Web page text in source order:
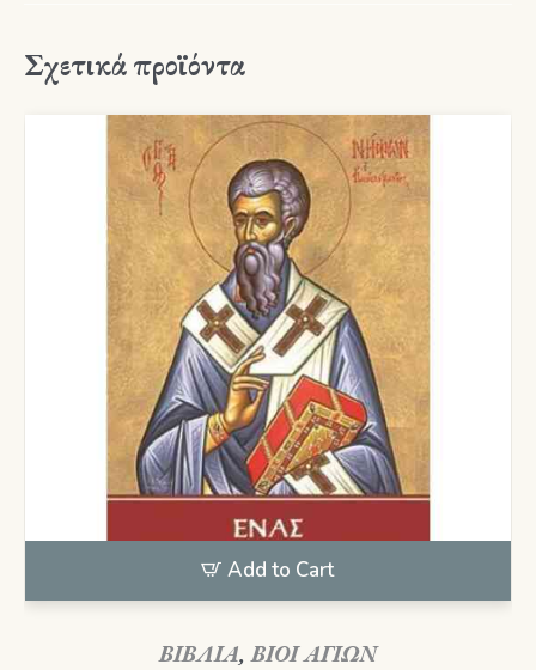
Σχετικά προϊόντα
Add to Cart
ΒΙΒΛΙΑ,ΒΙΟΙ ΑΓΙΩΝ